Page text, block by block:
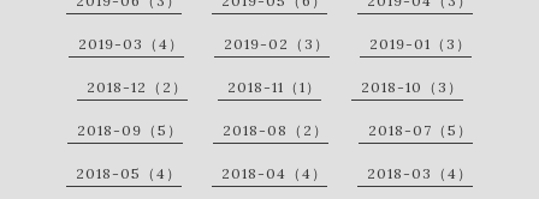
2019-03（4） 2019-02（3） 2019-01（3）
2018-12（2） 2018-11（1） 2018-10（3）
2018-09（5） 2018-08（2） 2018-07（5）
2018-05（4） 2018-04（4） 2018-03（4）